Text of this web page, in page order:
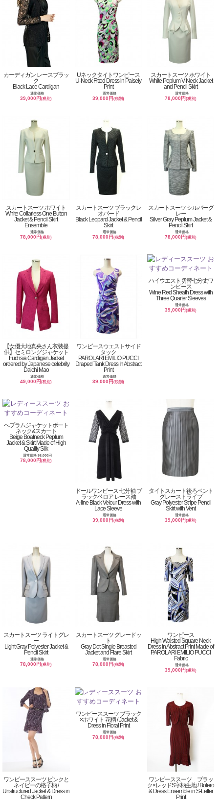
カーディガン レースブラッ
ク
Black Lace Cardigan
通常価格
39,000円(税別)
Uネックタイトワンピース
U-Neck Fitted Dress in Paisely
Print
通常価格
39,000円(税別)
スカートスーツ ホワイト
White Peplum V-Neck Jacket
and Pencil Skirt
通常価格
78,000円(税別)
スカートスーツ ホワイト
White Collarless One Button
Jacket & Pencil Skirt
Ensemble
通常価格
78,000円(税別)
スカートスーツ ブラックレ
オパード
Black Leopard Jacket & Pencil
Skirt
通常価格
78,000円(税別)
スカートスーツ シルバーグ
レー
Silver Gray Peplum Jacket &
Pencil Skirt
通常価格
78,000円(税別)
【女優大地真央さん衣装提
供】セミロングジャケット
Fuchsia Cardigan Jacket
ordered by Japanese celebrity
Daichi Mao
通常価格
49,000円(税別)
ワンピースウエストサイド
タック
PAROLARI EMILIO PUCCI
Draped Tank Dress In Abstract
Print
通常価格
39,000円(税別)
ハイウエスト切替七分丈ワ
ンピース
Wine Red Sheath Dress with
Three Quarter Sleeves
通常価格
39,000円(税別)
ぺプラムジャケットボート
ネック&スカート
Beige Boatneck Peplum
Jacket & Skirt Made of High
Quality Silk
通常価格 98,000円
78,000円(税別)
ドールワンピース 七分袖 ブ
ラックベロア レース袖
A-line Black Velour Dress with
Lace Sleeve
通常価格
39,000円(税別)
タイトスカート後ろベント
グレーストライプ
Gray Polyester Stripe Pencil
Skirt with Vent
通常価格
39,000円(税別)
スカートスーツ ライトグレ
ー
Light Gray Polyester Jacket &
Pencil Skirt
通常価格
78,000円(税別)
スカートスーツ グレードッ
ト
Gray Dot Single Breasted
Jacket and Flare Skirt
通常価格
78,000円(税別)
ワンピース
High Waisted Square Neck
Dress in Abstract Print Made of
PAROLARI EMILIO PUCCI
Fabric
通常価格
39,000円(税別)
ワンピーススーツ ピンクと
ネイビーの格子柄 /
Unstructured Jacket & Dress in
Check Pattern
ワンピーススーツ ブラック
×ホワイト 花柄 / Jacket &
Dress in Floral Print
通常価格
78,000円(税別)
ワンピーススーツ ブラッ
ク×レッドS字柄生地 / Bolero
& Dress Ensemble in S-Letter
Print